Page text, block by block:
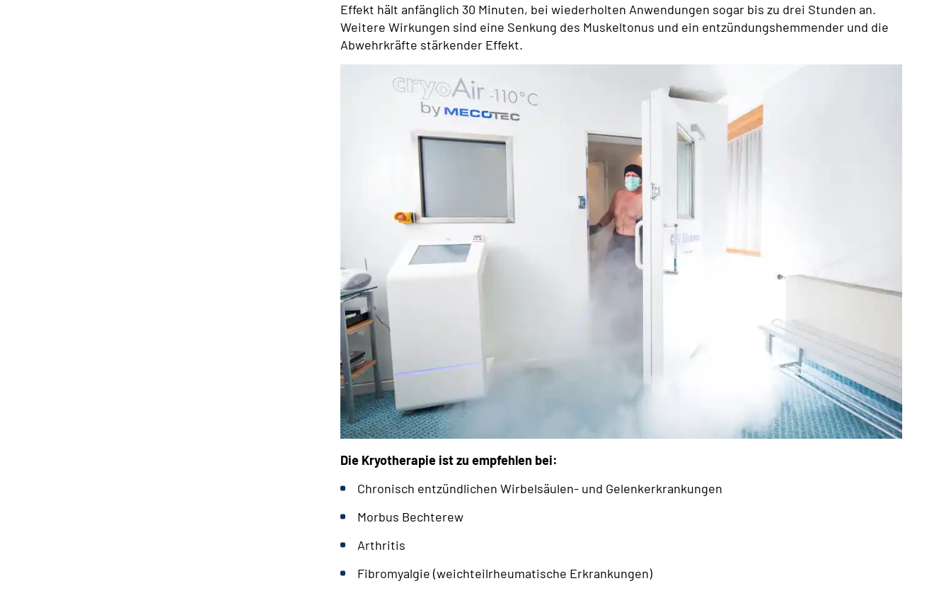
Effekt hält anfänglich 30 Minuten, bei wiederholten Anwendungen sogar bis zu drei Stunden an.
Weitere Wirkungen sind eine Senkung des Muskeltonus und ein entzündungshemmender und die
Abwehrkräfte stärkender Effekt.
Die Kryotherapie ist zu empfehlen bei:
Chronisch entzündlichen Wirbelsäulen- und Gelenkerkrankungen
Morbus Bechterew
Arthritis
Fibromyalgie (weichteilrheumatische Erkrankungen)